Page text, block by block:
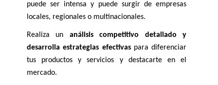
puede ser intensa y puede surgir de empresas
locales, regionales o multinacionales.
Realiza un análisis competitivo detallado y
desarrolla estrategias efectivas para diferenciar
tus productos y servicios y destacarte en el
mercado.